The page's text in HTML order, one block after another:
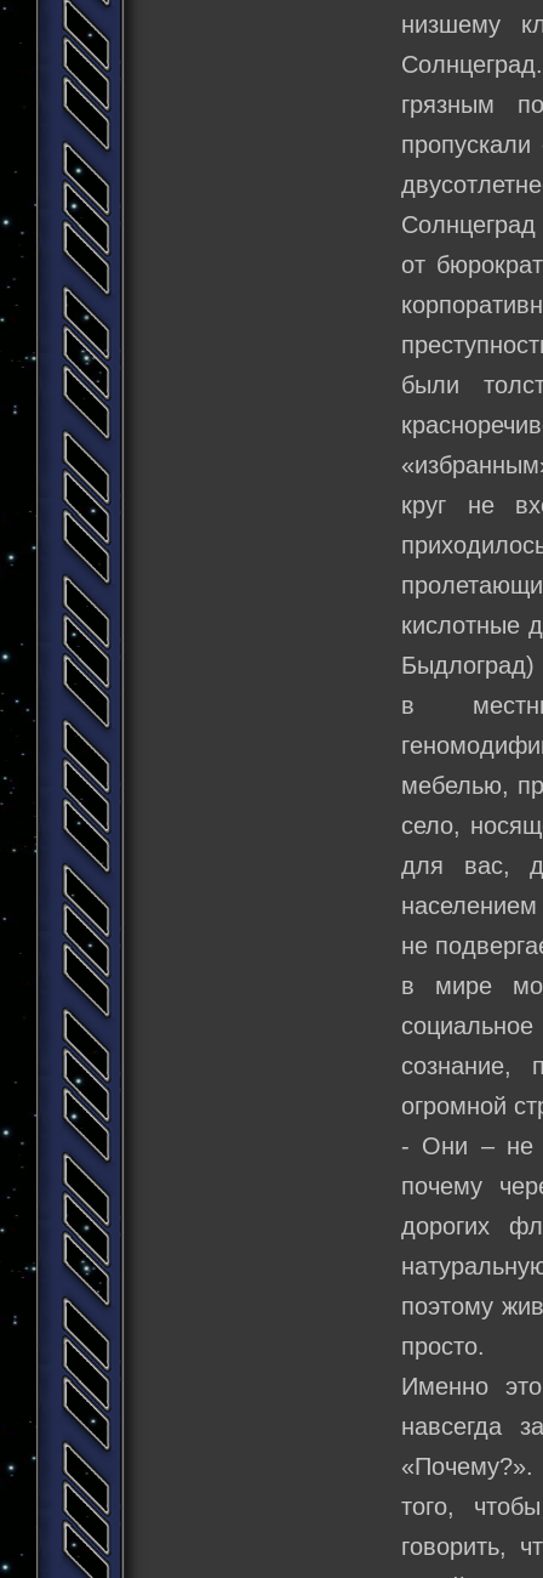
низшему
грязным
от
были
круг не
кислотные
Быдлоград)
в
мебелью,
село,
для вас,
не
в мире
сознание,
огромной
- Они – не
почему
дорогих
поэтому
просто.
Именно
навсегда
того,
говорить,